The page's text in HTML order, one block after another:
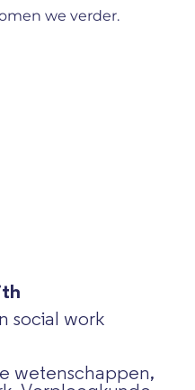
we verder.
social work
wetenschappen,